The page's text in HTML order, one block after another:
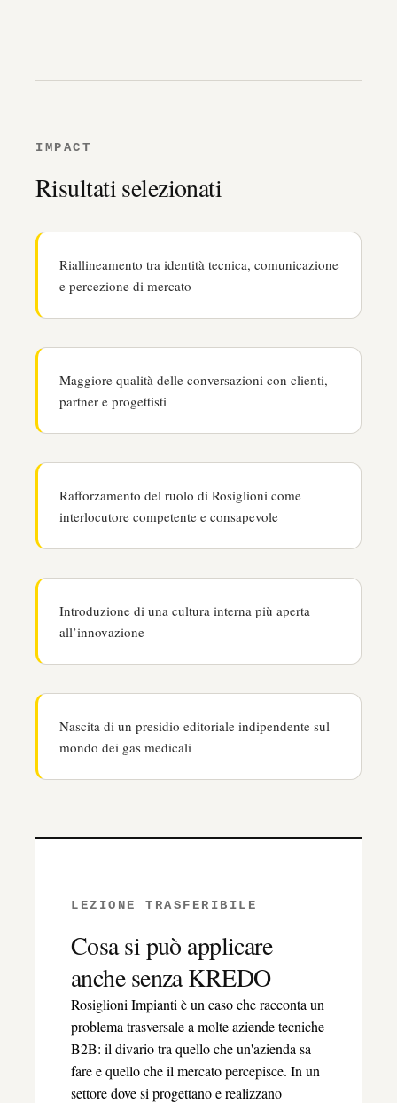
IMPACT
Risultati selezionati
Riallineamento tra identità tecnica, comunicazione
e percezione di mercato
Maggiore qualità delle conversazioni con clienti,
partner e progettisti
Rafforzamento del ruolo di Rosiglioni come
interlocutore competente e consapevole
Introduzione di una cultura interna più aperta
all’innovazione
Nascita di un presidio editoriale indipendente sul
mondo dei gas medicali
LEZIONE TRASFERIBILE
Cosa si può applicare
anche senza KREDO
Rosiglioni Impianti è un caso che racconta un
problema trasversale a molte aziende tecniche
B2B: il divario tra quello che un'azienda sa
fare e quello che il mercato percepisce. In un
settore dove si progettano e realizzano